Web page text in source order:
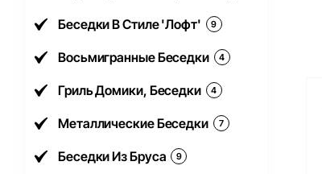
Беседки В Стиле 'Лофт' 9
Восьмигранные Беседки 4
Гриль Домики, Беседки 4
Металлические Беседки 7
Беседки Из Бруса 9